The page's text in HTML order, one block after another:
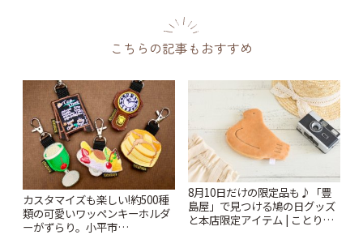
こちらの記事もおすすめ
カスタマイズも楽しい!約500種
類の可愛いワッペンキーホルダ
ーがずらり。小平市
8月10日だけの限定品も♪「豊
島屋」で見つける鳩の日グッズ
と本店限定アイテム | ことりっ